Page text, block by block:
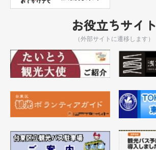
お役立ちサイト
（外部サイトに遷移します）